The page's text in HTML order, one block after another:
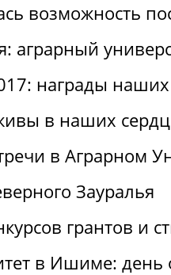
возможность
аграрный
награды наших
в наших
в Аграрном
Зауралья
грантов и
в Ишиме: день